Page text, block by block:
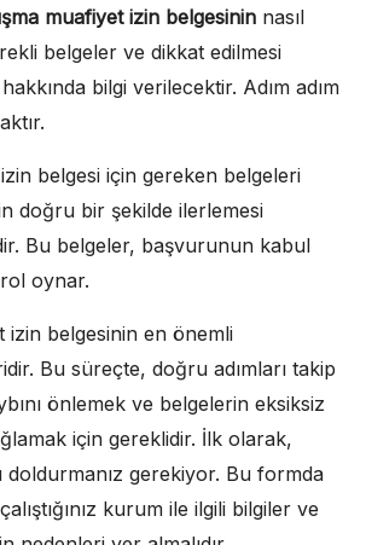
muafiyet izin belgesinin nasıl
belgeler ve dikkat edilmesi
bilgi verilecektir. Adım adım
belgesi için gereken belgeleri
doğru bir şekilde ilerlemesi
Bu belgeler, başvurunun kabul
oynar.
izin belgesinin en önemli
Bu süreçte, doğru adımları takip
önlemek ve belgelerin eksiksiz
için gereklidir. İlk olarak,
gerekiyor. Bu formda
kurum ile ilgili bilgiler ve